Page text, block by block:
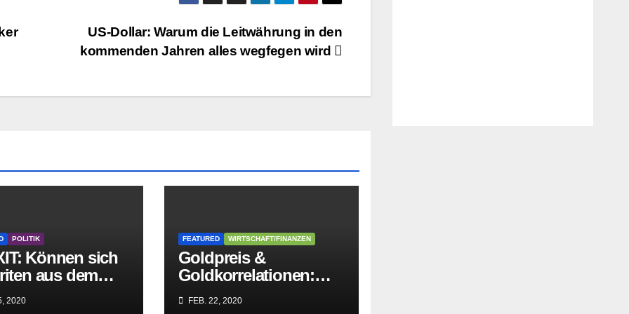
US-Dollar: Warum die Leitwährung in den
kommenden Jahren alles wegfegen wird
POLITIK
Können sich
aus dem
der
2020
FEATURED WIRTSCHAFT/FINANZEN
Goldpreis &
Goldkorrelationen:
Warum man die
FEB. 22, 2020